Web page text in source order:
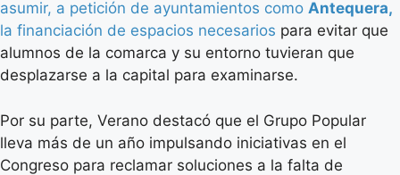
asumir, a petición de ayuntamientos como Antequera,
la financiación de espacios necesarios para evitar que
alumnos de la comarca y su entorno tuvieran que
desplazarse a la capital para examinarse.
Por su parte, Verano destacó que el Grupo Popular
lleva más de un año impulsando iniciativas en el
Congreso para reclamar soluciones a la falta de